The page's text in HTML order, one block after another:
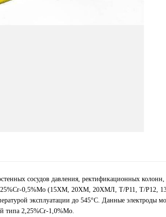
сосудов давления, ректификационных колонн,
0,5%Mo (15ХМ, 20ХМ, 20ХМЛ, T/P11, T/P12,
эксплуатации до 545°С. Данные электроды
типа 2,25%Cr-1,0%Mo.